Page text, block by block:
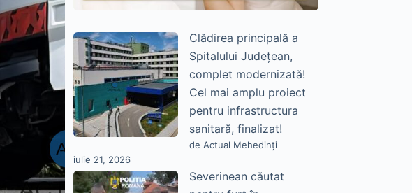
Clădirea principală a
Spitalului Județean,
complet modernizată!
Cel mai amplu proiect
pentru infrastructura
sanitară, finalizat!
de Actual Mehedinți
iulie 21, 2026
Severinean căutat